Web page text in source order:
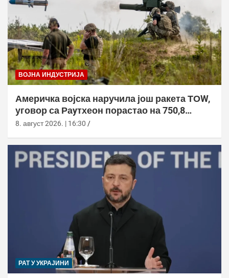
ВОЈНА ИНДУСТРИЈА
Америчка војска наручила још ракета ТОW,
уговор са Раyтхеон порастао на 750,8
милиона долара
8. август 2026. | 16:30
РАТ У УКРАЈИНИ